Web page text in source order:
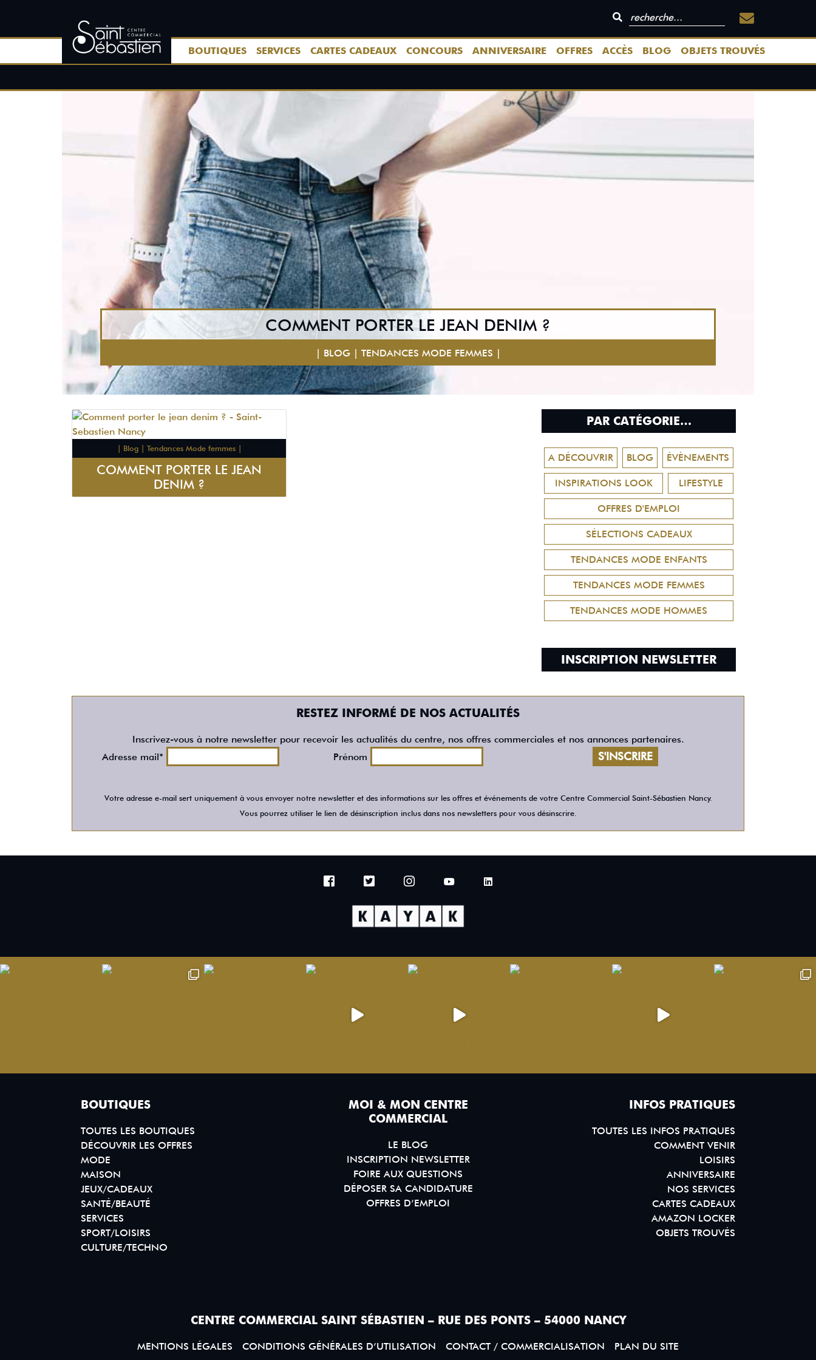
BOUTIQUES SERVICES CARTES CADEAUX CONCOURS ANNIVERSAIRE OFFRES ACCÈS BLOG OBJETS TROUVÉS
COMMENT PORTER LE JEAN DENIM ?
| BLOG | TENDANCES MODE FEMMES |
| Blog | Tendances Mode femmes |
COMMENT PORTER LE JEAN
DENIM ?
PAR CATÉGORIE…
A DÉCOUVRIR BLOG ÉVÈNEMENTS
INSPIRATIONS LOOK LIFESTYLE
OFFRES D'EMPLOI
SÉLECTIONS CADEAUX
TENDANCES MODE ENFANTS
TENDANCES MODE FEMMES
TENDANCES MODE HOMMES
INSCRIPTION NEWSLETTER
RESTEZ INFORMÉ DE NOS ACTUALITÉS
Inscrivez-vous à notre newsletter pour recevoir les actualités du centre, nos offres commerciales et nos annonces partenaires.
Adresse mail*
Prénom
Votre adresse e-mail sert uniquement à vous envoyer notre newsletter et des informations sur les offres et événements de votre Centre Commercial Saint-Sébastien Nancy.
Vous pourrez utiliser le lien de désinscription inclus dans nos newsletters pour vous désinscrire.
BOUTIQUES
TOUTES LES BOUTIQUES
DÉCOUVRIR LES OFFRES
MODE
MAISON
JEUX/CADEAUX
SANTÉ/BEAUTÉ
SERVICES
SPORT/LOISIRS
CULTURE/TECHNO
MOI & MON CENTRE
COMMERCIAL
LE BLOG
INSCRIPTION NEWSLETTER
FOIRE AUX QUESTIONS
DÉPOSER SA CANDIDATURE
OFFRES D’EMPLOI
INFOS PRATIQUES
TOUTES LES INFOS PRATIQUES
COMMENT VENIR
LOISIRS
ANNIVERSAIRE
NOS SERVICES
CARTES CADEAUX
AMAZON LOCKER
OBJETS TROUVÉS
CENTRE COMMERCIAL SAINT SÉBASTIEN – RUE DES PONTS – 54000 NANCY
MENTIONS LÉGALES CONDITIONS GÉNÉRALES D’UTILISATION CONTACT / COMMERCIALISATION PLAN DU SITE